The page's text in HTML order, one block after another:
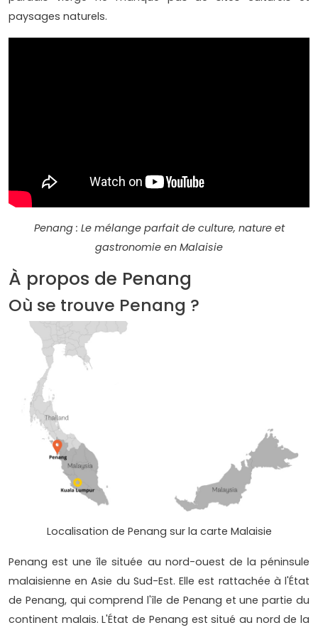
paysages naturels.
Penang : Le mélange parfait de culture, nature et
gastronomie en Malaisie
À propos de Penang
Où se trouve Penang ?
Localisation de Penang sur la carte Malaisie
Penang est une île située au nord-ouest de la péninsule
malaisienne en Asie du Sud-Est. Elle est rattachée à l'État
de Penang, qui comprend l'île de Penang et une partie du
continent malais. L'État de Penang est situé au nord de la